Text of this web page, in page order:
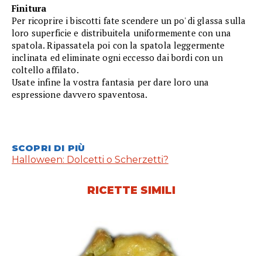
Finitura
Per ricoprire i biscotti fate scendere un po' di glassa sulla
loro superficie e distribuitela uniformemente con una
spatola. Ripassatela poi con la spatola leggermente
inclinata ed eliminate ogni eccesso dai bordi con un
coltello affilato.
Usate infine la vostra fantasia per dare loro una
espressione davvero spaventosa.
SCOPRI DI PIÙ
Halloween: Dolcetti o Scherzetti?
RICETTE SIMILI